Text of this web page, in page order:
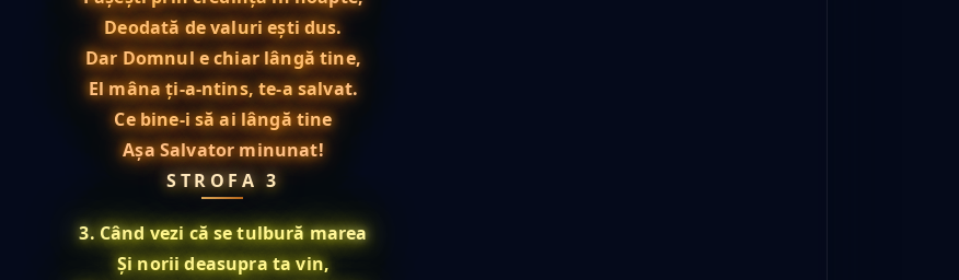
Deodată de valuri ești dus.
Dar Domnul e chiar lângă tine,
El mâna ți-a-ntins, te-a salvat.
Ce bine-i să ai lângă tine
Așa Salvator minunat!
STROFA 3
3. Când vezi că se tulbură marea
Și norii deasupra ta vin,